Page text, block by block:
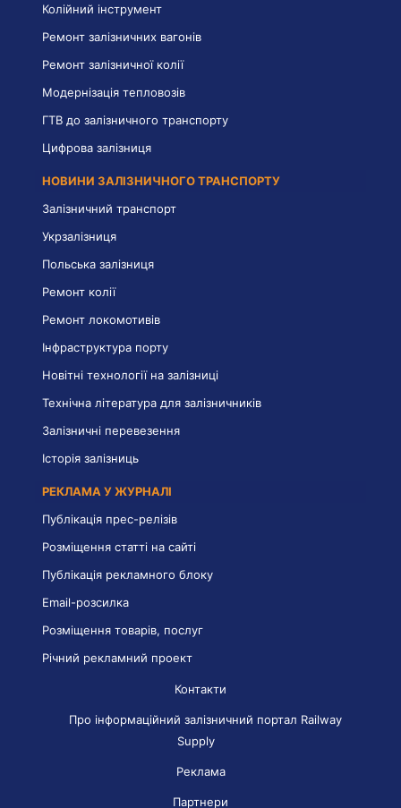
Колійний інструмент
Ремонт залізничних вагонів
Ремонт залізничної колії
Модернізація тепловозів
ГТВ до залізничного транспорту
Цифрова залізниця
НОВИНИ ЗАЛІЗНИЧНОГО ТРАНСПОРТУ
Залізничний транспорт
Укрзалізниця
Польська залізниця
Ремонт колії
Ремонт локомотивів
Інфраструктура порту
Новітні технології на залізниці
Технічна література для залізничників
Залізничні перевезення
Історія залізниць
РЕКЛАМА У ЖУРНАЛІ
Публікація прес-релізів
Розміщення статті на сайті
Публікація рекламного блоку
Email-розсилка
Розміщення товарів, послуг
Річний рекламний проект
Контакти
Про інформаційний залізничний портал Railway
Supply
Реклама
Партнери